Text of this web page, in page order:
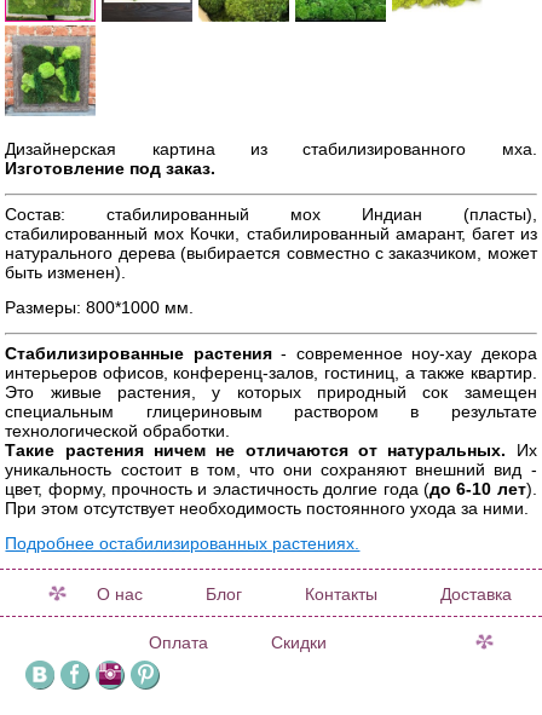
Дизайнерская картина из стабилизированного мха.
Изготовление под заказ.
Состав: стабилированный мох Индиан (пласты),
стабилированный мох Кочки, стабилированный амарант, багет из
натурального дерева (выбирается совместно с заказчиком, может
быть изменен).
Размеры: 800*1000 мм.
Стабилизированные растения- современное ноу-хау декора
интерьеров офисов, конференц-залов, гостиниц, а также квартир.
Это живые растения, у которых природный сок замещен
специальным глицериновым раствором в результате
технологической обработки.
Такие растения ничем не отличаются от натуральных. Их
уникальность состоит в том, что они сохраняют внешний вид -
цвет, форму, прочность и эластичность долгие года (до 6-10 лет).
При этом отсутствует необходимость постоянного ухода за ними.
Подробнее остабилизированных растениях.
О нас Блог Контакты Доставка
Оплата Скидки